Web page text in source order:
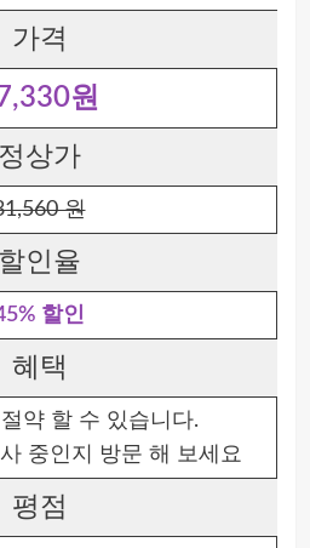
가격
원
정상가
원
할인율
할인
혜택
약 할 수 있습니다.
중인지 방문 해 보세요
평점